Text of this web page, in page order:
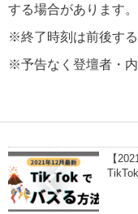
する場合があります
※終了時刻は前後する
※予告なく登壇者・内
【